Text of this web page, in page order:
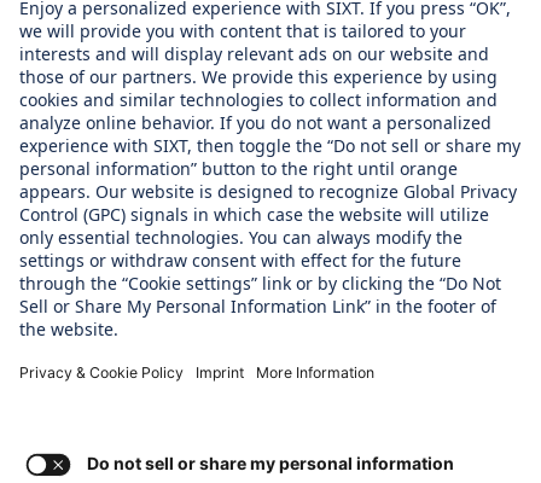
GENDER PAY GAP REPORT
Gender Pay Gap Report
WHAT WE CARE ABOUT
Regine SIXT Children´s Aid Foundation
OUR PRODUCTS
SIXT Rent
SIXT Share
SIXT+ Car Subscription